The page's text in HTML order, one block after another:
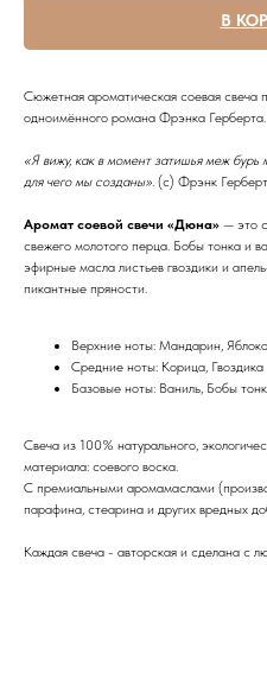
В
Сюжетная ароматическая соевая
одноимённого романа Фрэнка Герберта.
«Я вижу, как в момент затишья меж бурь
для чего мы созданы». (c) Фрэнк Герберт
Аромат соевой свечи «Дюна» — это
свежего молотого перца. Бобы тонка и
эфирные масла листьев гвоздики и
пикантные пряности.
Верхние ноты: Мандарин,
Средние ноты: Корица, Гвоздика
Базовые ноты: Ваниль, Бобы
Свеча из 100% натурального,
материала: соевого воска.
С премиальными аромамаслами
парафина, стеарина и других вредных
Каждая свеча - авторская и сделана с